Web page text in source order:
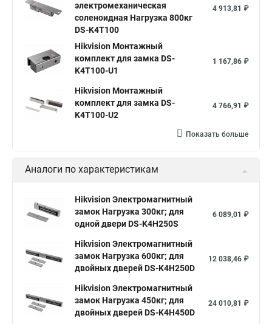
электромеханическая
соленоидная Нагрузка 800кг
DS-K4T100
4 913,81 ₽
Hikvision Монтажный
комплект для замка DS-
K4T100-U1
1 167,86 ₽
Hikvision Монтажный
комплект для замка DS-
K4T100-U2
4 766,91 ₽
Показать больше
Аналоги по характеристикам
Hikvision Электромагнитный
замок Нагрузка 300кг; для
одной двери DS-K4H250S
6 089,01 ₽
Hikvision Электромагнитный
замок Нагрузка 600кг; для
двойных дверей DS-K4H250D
12 038,46 ₽
Hikvision Электромагнитный
замок Нагрузка 450кг; для
двойных дверей DS-K4H450D
24 010,81 ₽